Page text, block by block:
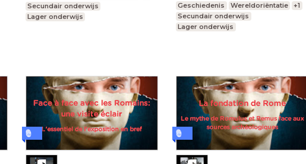
Secundair onderwijs
Lager onderwijs
Geschiedenis Wereldoriëntatie
+1
Secundair onderwijs
Lager onderwijs